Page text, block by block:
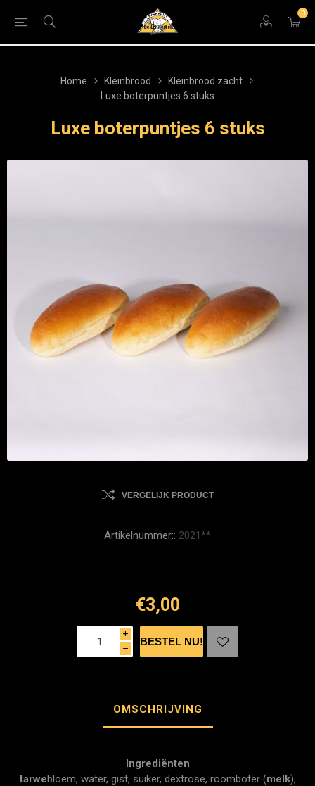
0
Home Kleinbrood
Kleinbrood zacht
Luxe boterpuntjes 6 stuks
Luxe boterpuntjes 6 stuks
VERGELIJK PRODUCT
Artikelnummer:: 2021**
€3,00
i
h
OMSCHRIJVING
Ingrediënten
tarwebloem, water, gist, suiker, dextrose, roomboter (melk),